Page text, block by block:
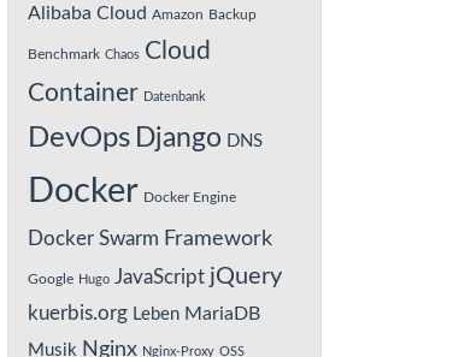
Alibaba Cloud Amazon Backup
Benchmark Chaos Cloud
Container Datenbank
DevOps Django DNS
Docker Docker Engine
Docker Swarm Framework
Google Hugo JavaScript jQuery
kuerbis.org Leben MariaDB
Musik Nginx Nginx-Proxy OSS